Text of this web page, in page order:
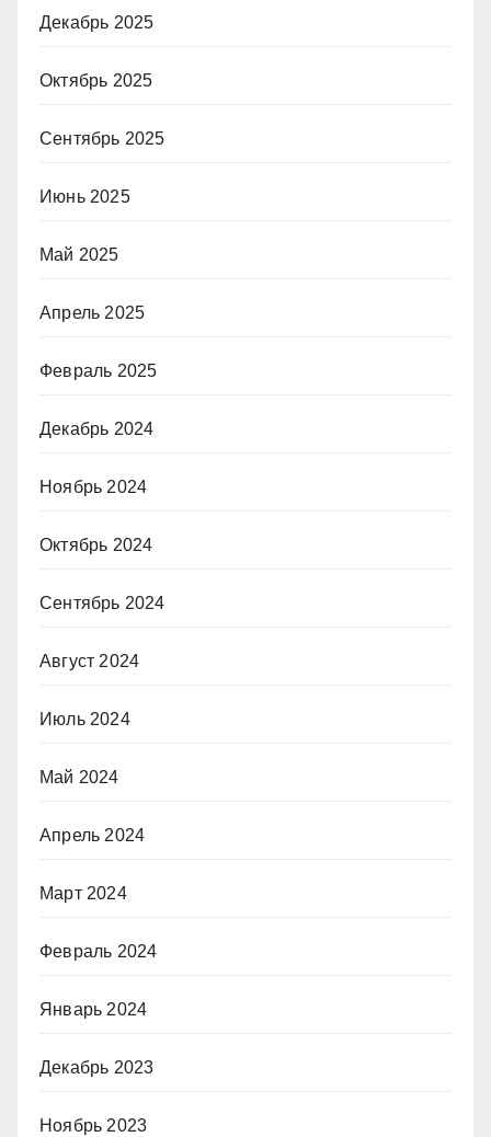
Декабрь 2025
Октябрь 2025
Сентябрь 2025
Июнь 2025
Май 2025
Апрель 2025
Февраль 2025
Декабрь 2024
Ноябрь 2024
Октябрь 2024
Сентябрь 2024
Август 2024
Июль 2024
Май 2024
Апрель 2024
Март 2024
Февраль 2024
Январь 2024
Декабрь 2023
Ноябрь 2023